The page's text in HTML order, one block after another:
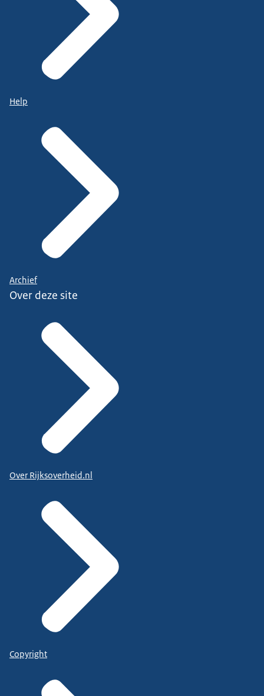
Help
Archief
Over deze site
Over Rijksoverheid.nl
Copyright